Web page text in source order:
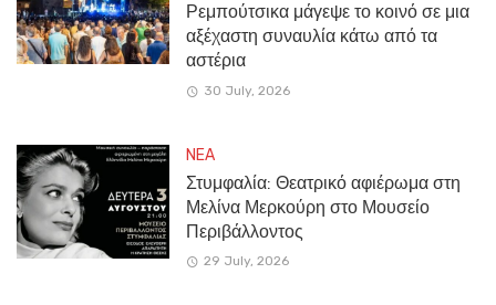
Ρεμπούτσικα μάγεψε το κοινό σε μια
αξέχαστη συναυλία κάτω από τα
αστέρια
30 July, 2026
NEA
Στυμφαλία: Θεατρικό αφιέρωμα στη
Μελίνα Μερκούρη στο Μουσείο
Περιβάλλοντος
29 July, 2026